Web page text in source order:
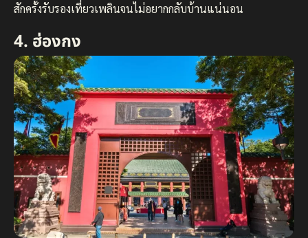
สักครั้งรับรองเที่ยวเพลินจนไม่อยากกลับบ้านแน่นอน
4. ฮ่องกง